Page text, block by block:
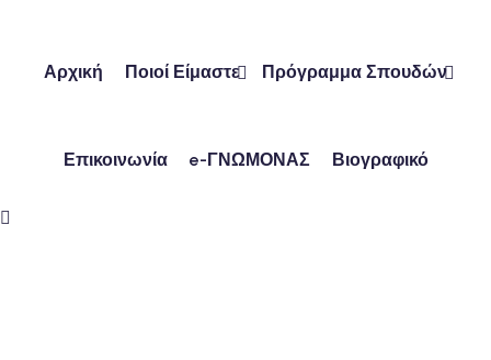
contentΑρχική Ποιοί Είμαστε Πρόγραμμα Σπουδών
Επικοινωνία e-ΓΝΩΜΟΝΑΣ Βιογραφικό